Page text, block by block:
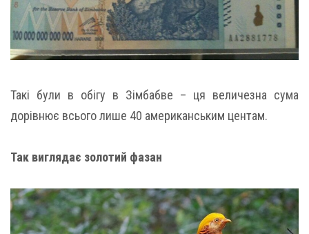
Такі були в обігу в Зімбабве – ця величезна сума
дорівнює всього лише 40 американським центам.
Так виглядає золотий фазан